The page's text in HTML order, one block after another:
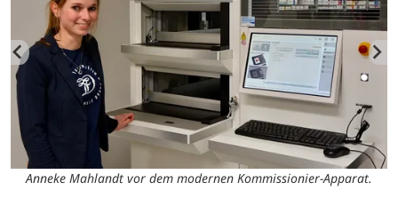
Anneke Mahlandt vor dem modernen Kommissionier-Apparat.